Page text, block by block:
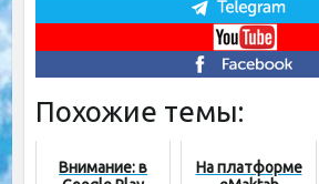
Похожие темы:
Внимание: в
На платформе